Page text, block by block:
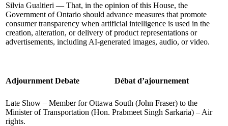
Silvia Gualtieri — That, in the opinion of this House, the
Government of Ontario should advance measures that promote
consumer transparency when artificial intelligence is used in the
creation, alteration, or delivery of product representations or
advertisements, including AI-generated images, audio, or video.
Adjournment Debate Débat d’ajournement
Late Show – Member for Ottawa South (John Fraser) to the
Minister of Transportation (Hon. Prabmeet Singh Sarkaria) – Air
rights.